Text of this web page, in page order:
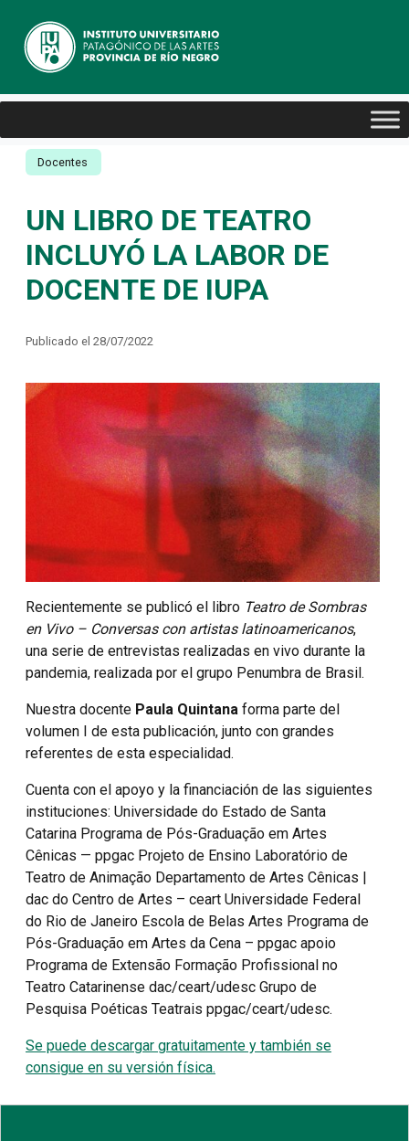
Docentes
UN LIBRO DE TEATRO
INCLUYÓ LA LABOR DE
DOCENTE DE IUPA
Publicado el 28/07/2022
Recientemente se publicó el libro Teatro de Sombras
en Vivo – Conversas con artistas latinoamericanos,
una serie de entrevistas realizadas en vivo durante la
pandemia, realizada por el grupo Penumbra de Brasil.
Nuestra docente Paula Quintana forma parte del
volumen I de esta publicación, junto con grandes
referentes de esta especialidad.
Cuenta con el apoyo y la financiación de las siguientes
instituciones: Universidade do Estado de Santa
Catarina Programa de Pós-Graduação em Artes
Cênicas — ppgac Projeto de Ensino Laboratório de
Teatro de Animação Departamento de Artes Cênicas |
dac do Centro de Artes – ceart Universidade Federal
do Rio de Janeiro Escola de Belas Artes Programa de
Pós-Graduação em Artes da Cena – ppgac apoio
Programa de Extensão Formação Profissional no
Teatro Catarinense dac/ceart/udesc Grupo de
Pesquisa Poéticas Teatrais ppgac/ceart/udesc.
Se puede descargar gratuitamente y también se
consigue en su versión física.